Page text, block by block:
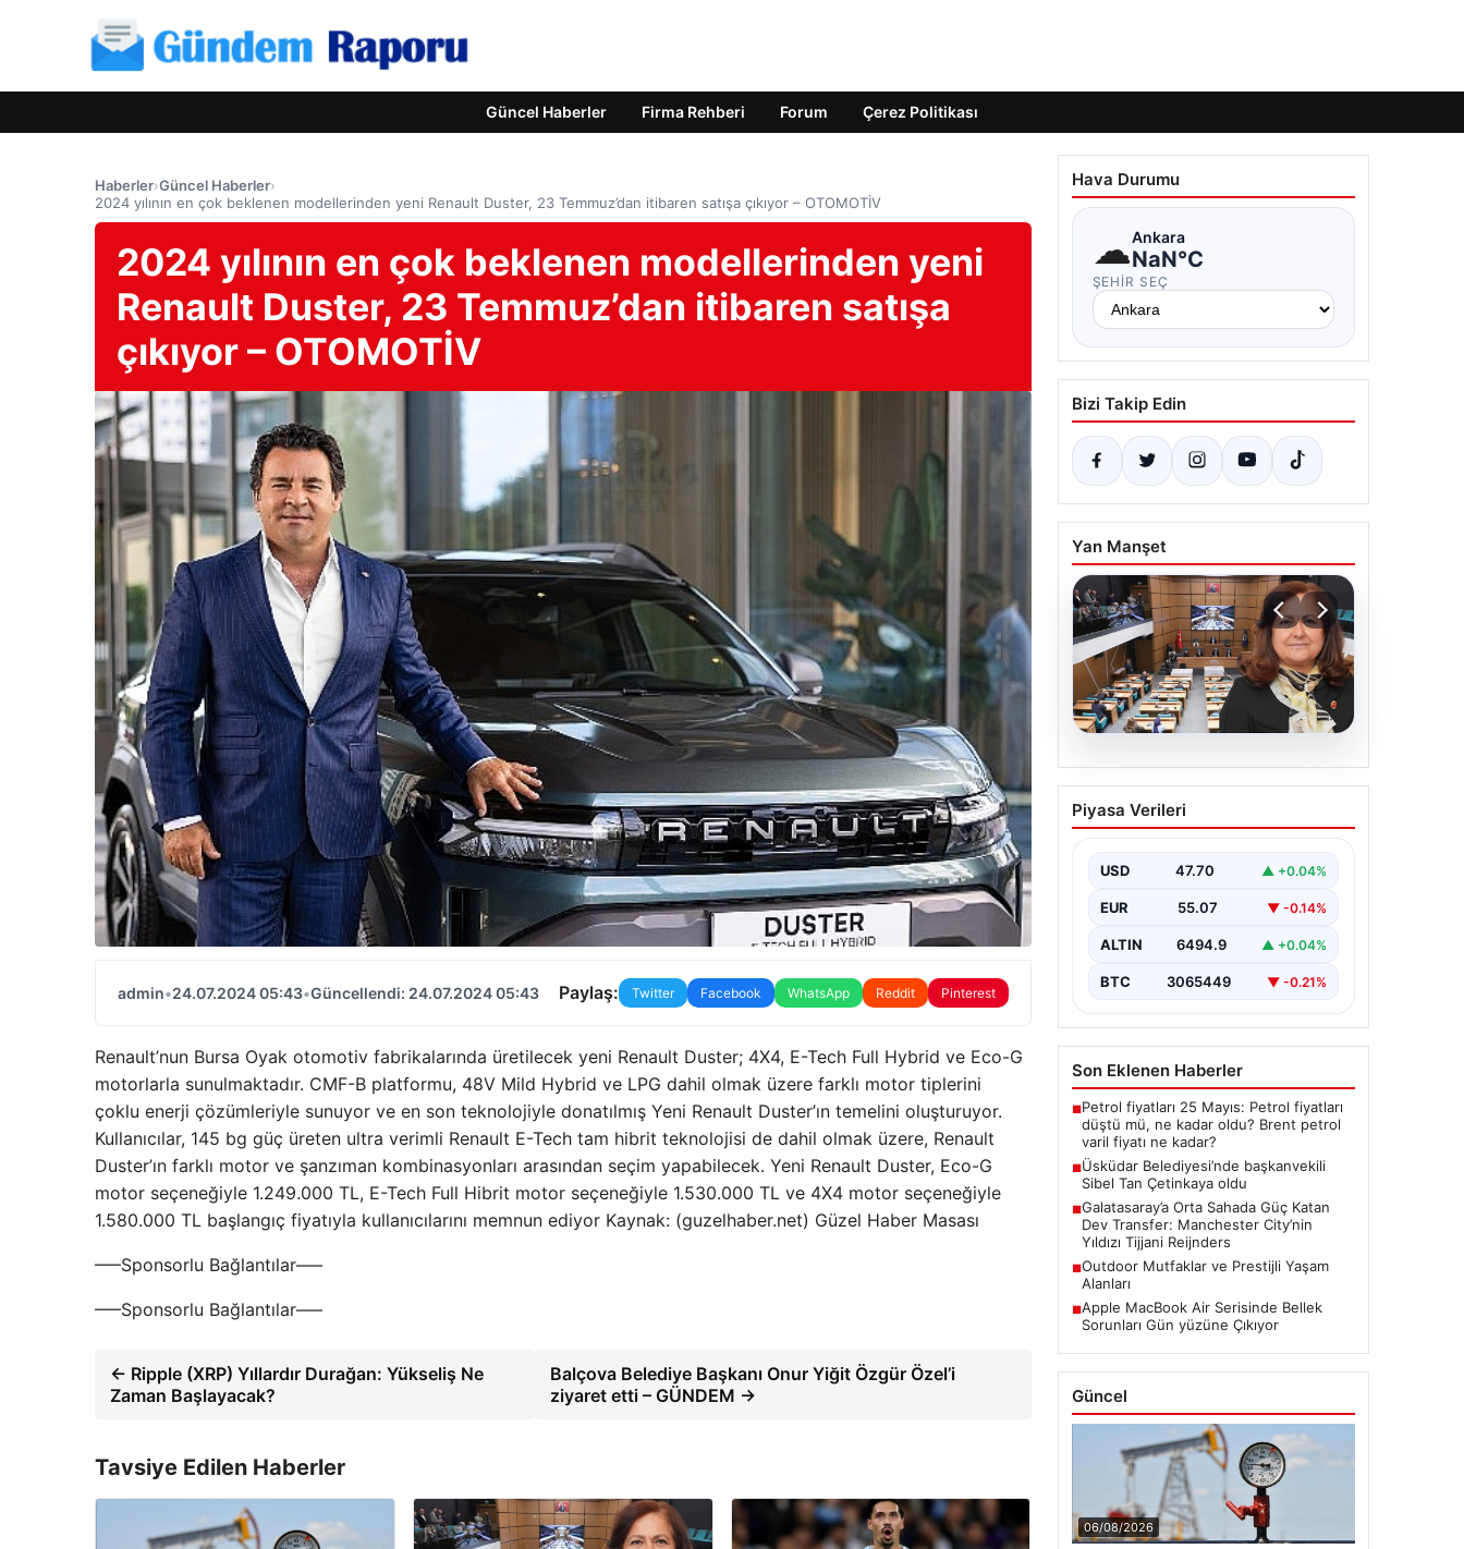
Güncel Haberler Firma Rehberi Forum Çerez Politikası
Haberler›Güncel Haberler›
2024 yılının en çok beklenen modellerinden yeni Renault Duster, 23 Temmuz’dan itibaren satışa çıkıyor – OTOMOTİV
2024 yılının en çok beklenen modellerinden yeni
Renault Duster, 23 Temmuz’dan itibaren satışa
çıkıyor – OTOMOTİV
admin•24.07.2024 05:43•Güncellendi: 24.07.2024 05:43 Paylaş: Twitter Facebook WhatsApp Reddit Pinterest
Renault’nun Bursa Oyak otomotiv fabrikalarında üretilecek yeni Renault Duster; 4X4, E-Tech Full Hybrid ve Eco-G
motorlarla sunulmaktadır. CMF-B platformu, 48V Mild Hybrid ve LPG dahil olmak üzere farklı motor tiplerini
çoklu enerji çözümleriyle sunuyor ve en son teknolojiyle donatılmış Yeni Renault Duster’ın temelini oluşturuyor.
Kullanıcılar, 145 bg güç üreten ultra verimli Renault E-Tech tam hibrit teknolojisi de dahil olmak üzere, Renault
Duster’ın farklı motor ve şanzıman kombinasyonları arasından seçim yapabilecek. Yeni Renault Duster, Eco-G
motor seçeneğiyle 1.249.000 TL, E-Tech Full Hibrit motor seçeneğiyle 1.530.000 TL ve 4X4 motor seçeneğiyle
1.580.000 TL başlangıç ​​fiyatıyla kullanıcılarını memnun ediyor Kaynak: (guzelhaber.net) Güzel Haber Masası
—–Sponsorlu Bağlantılar—–
—–Sponsorlu Bağlantılar—–
← Ripple (XRP) Yıllardır Durağan: Yükseliş Ne
Zaman Başlayacak?
Balçova Belediye Başkanı Onur Yiğit Özgür Özel’i
ziyaret etti – GÜNDEM →
Tavsiye Edilen Haberler
Hava Durumu
☁Ankara
NaN°C
ŞEHIR SEÇ
Bizi Takip Edin
Yan Manşet
05.08.2026
Üsküdar Belediyesi’nde
başkanvekili Sibel Tan
Piyasa Verileri
USD 47.70 ▲ +0.04%
EUR 55.07 ▼ -0.14%
ALTIN 6494.9 ▲ +0.04%
BTC 3065449 ▼ -0.21%
Son Eklenen Haberler
■Petrol fiyatları 25 Mayıs: Petrol fiyatları
düştü mü, ne kadar oldu? Brent petrol
varil fiyatı ne kadar?
■Üsküdar Belediyesi’nde başkanvekili
Sibel Tan Çetinkaya oldu
■Galatasaray’a Orta Sahada Güç Katan
Dev Transfer: Manchester City’nin
Yıldızı Tijjani Reijnders
■Outdoor Mutfaklar ve Prestijli Yaşam
Alanları
■Apple MacBook Air Serisinde Bellek
Sorunları Gün yüzüne Çıkıyor
Güncel
06/08/2026